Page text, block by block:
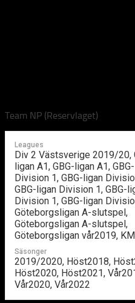
Team NP (Reservlaget)
Leagues
Div 2 Västsverige 2019/20,
ligan A1, GBG-ligan A1,
Division 1, GBG-ligan
GBG-ligan Division 1, GBG-
Division 1, GBG-ligan
Göteborgsligan A-slutspel,
Göteborgsligan A-slutspel,
Göteborgsligan vår2019,
Säsonger
2019/2020, Höst2018,
Höst2020, Höst2021,
Vår2020, Vår2022